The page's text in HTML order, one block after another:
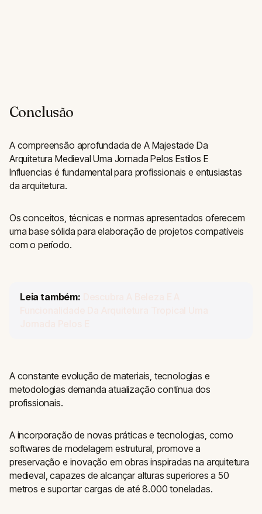
Conclusão
A compreensão aprofundada de A Majestade Da
Arquitetura Medieval Uma Jornada Pelos Estilos E
Influencias é fundamental para profissionais e entusiastas
da arquitetura.
Os conceitos, técnicas e normas apresentados oferecem
uma base sólida para elaboração de projetos compatíveis
com o período.
Leia também:
A constante evolução de materiais, tecnologias e
metodologias demanda atualização contínua dos
profissionais.
A incorporação de novas práticas e tecnologias, como
softwares de modelagem estrutural, promove a
preservação e inovação em obras inspiradas na arquitetura
medieval, capazes de alcançar alturas superiores a 50
metros e suportar cargas de até 8.000 toneladas.